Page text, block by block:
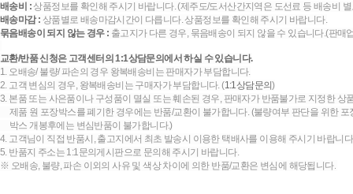
배송비 :상품정보를 확인해 주시기 바랍니다. (제주도/도서산간지역은 도선료 등 배송비
배송마감 : 상품별로 배송마감시간이 다릅니다. 상품정보를 확인해 주시기 바랍니다.
묶음배송이 되지 않는 경우 : 출고지가 다른 경우, 묶음배송이 되지 않을 수 있습니다.(판
교환/반품 신청은 고객센터의 1:1상담문의에서 하실 수 있습니다.
1. 오배송/ 불량/ 파손의 경우 왕복배송비는 판매자가 부담합니다.
2. 고객 변심의 경우, 왕복배송비는 구매자가 부담합니다. (1:1상담문의)
3. 본품 또는 사은품이나 구성품이 멸실 또는 훼손된 경우, 판매자가 반품불가로 지정한 상
제품 원 포장박스를 폐기한 경우에는 반품/교환이 불가합니다. (불량여부 판단을 위한
박스 개봉후에는 변심반품이 불가합니다.)
4. 고객님이 직접 반품시, 출고지에서 최초 발송시 이용한 택배사를 이용해 주시기 바랍니
5. 반품지 주소는 1:1문의게시판으로 문의해 주시기 바랍니다.
※ 오배송, 불량, 파손 이외의 사유 및 색상 차이에 의한 반품/교환은 변심에 해당됩니다.